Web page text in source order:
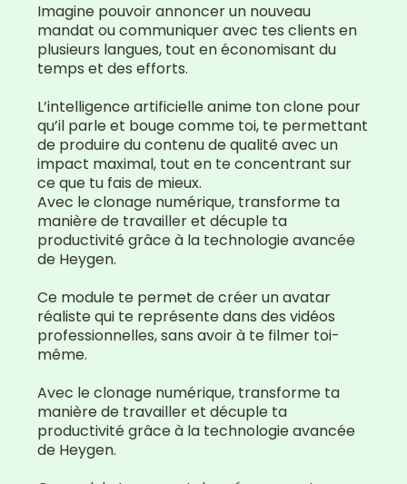
Imagine pouvoir annoncer un nouveau
mandat ou communiquer avec tes clients en
plusieurs langues, tout en économisant du
temps et des efforts.
L’intelligence artificielle anime ton clone pour
qu’il parle et bouge comme toi, te permettant
de produire du contenu de qualité avec un
impact maximal, tout en te concentrant sur
ce que tu fais de mieux.
Avec le clonage numérique, transforme ta
manière de travailler et décuple ta
productivité grâce à la technologie avancée
de Heygen.
Ce module te permet de créer un avatar
réaliste qui te représente dans des vidéos
professionnelles, sans avoir à te filmer toi-
même.
Avec le clonage numérique, transforme ta
manière de travailler et décuple ta
productivité grâce à la technologie avancée
de Heygen.